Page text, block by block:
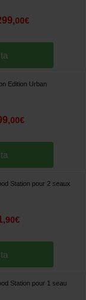
,00€
Edition Urban
,00€
Station pour 2 seaux
,90€
Station pour 1 seau